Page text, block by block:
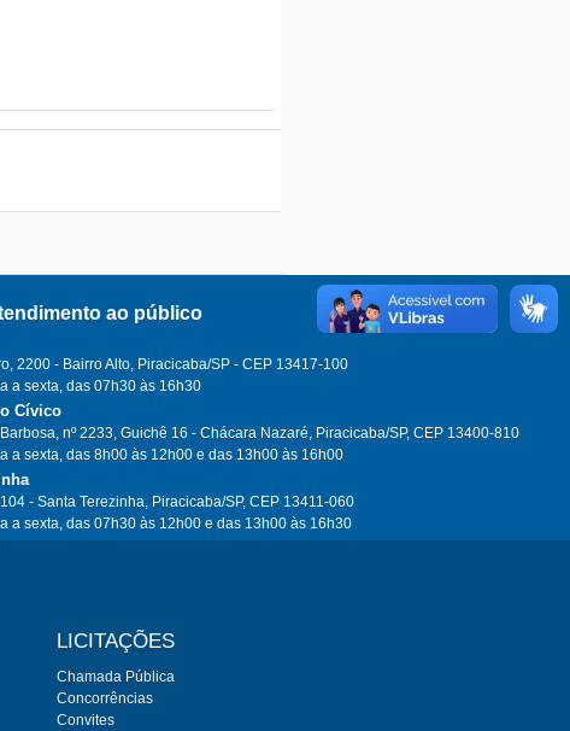
ao público
2200 - Bairro Alto, Piracicaba/SP - CEP 13417-100
a sexta, das 07h30 às 16h30
Cívico
nº 2233, Guichê 16 - Chácara Nazaré, Piracicaba/SP, CEP 13400-810
a sexta, das 8h00 às 12h00 e das 13h00 às 16h00
- Santa Terezinha, Piracicaba/SP, CEP 13411-060
a sexta, das 07h30 às 12h00 e das 13h00 às 16h30
LICITAÇÕES
Chamada Pública
Concorrências
Convites